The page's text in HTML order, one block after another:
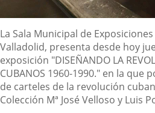
Descripción
La Sala Municipal de
Valladolid, presenta desde hoy
exposición "DISEÑANDO LA
CUBANOS 1960-1990." en la que
de carteles de la revolución
Colección Mª José Velloso y Luis